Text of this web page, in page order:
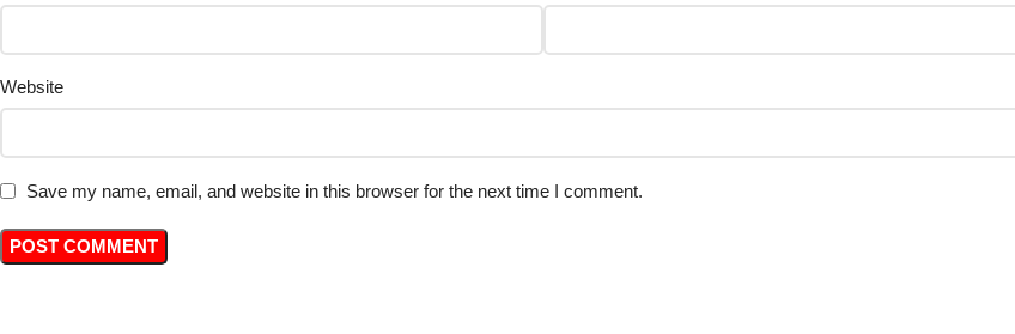
Website
Save my name, email, and website in this browser for the next time I comment.